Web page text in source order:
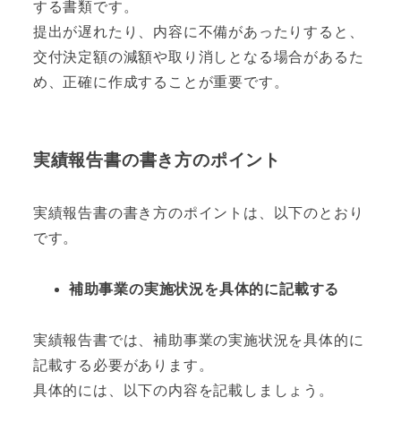
する書類です。
提出が遅れたり、内容に不備があったりすると、
交付決定額の減額や取り消しとなる場合があるた
め、正確に作成することが重要です。
実績報告書の書き方のポイント
実績報告書の書き方のポイントは、以下のとおり
です。
補助事業の実施状況を具体的に記載する
実績報告書では、補助事業の実施状況を具体的に
記載する必要があります。
具体的には、以下の内容を記載しましょう。